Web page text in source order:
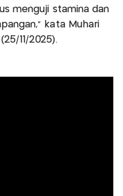
menguji stamina dan
kata Muhari
11/2025).